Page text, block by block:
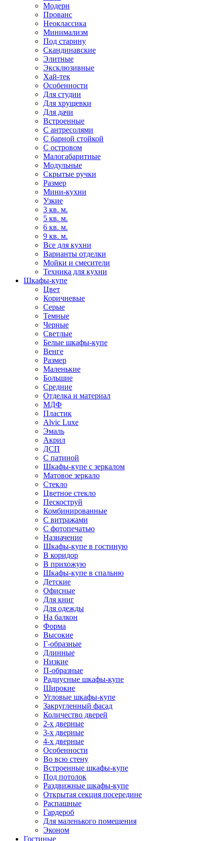
Модерн
Прованс
Неоклассика
Минимализм
Под старину
Скандинавские
Элитные
Эксклюзивные
Хай-тек
Особенности
Для студии
Для хрущевки
Для дачи
Встроенные
С антресолями
С барной стойкой
С островом
Малогабаритные
Модульные
Скрытые ручки
Размер
Мини-кухни
Узкие
3 кв. м.
5 кв. м.
6 кв. м.
9 кв. м.
Все для кухни
Варианты отделки
Мойки и смесители
Техника для кухни
Шкафы-купе
Цвет
Коричневые
Серые
Темные
Черные
Светлые
Белые шкафы-купе
Венге
Размер
Маленькие
Большие
Средние
Отделка и материал
МДФ
Пластик
Alvic Luxe
Эмаль
Акрил
ДСП
С патиной
Шкафы-купе с зеркалом
Матовое зеркало
Стекло
Цветное стекло
Пескоструй
Комбинированные
С витражами
С фотопечатью
Назначение
Шкафы-купе в гостиную
В коридор
В прихожую
Шкафы-купе в спальню
Детские
Офисные
Для книг
Для одежды
На балкон
Форма
Высокие
Г-образные
Длинные
Низкие
П-образные
Радиусные шкафы-купе
Широкие
Угловые шкафы-купе
Закругленный фасад
Количество дверей
2-х дверные
3-х дверные
4-х дверные
Особенности
Во всю стену
Встроенные шкафы-купе
Под потолок
Раздвижные шкафы-купе
Открытая секция посередине
Распашные
Гардероб
Для маленького помещения
Эконом
Гостиные